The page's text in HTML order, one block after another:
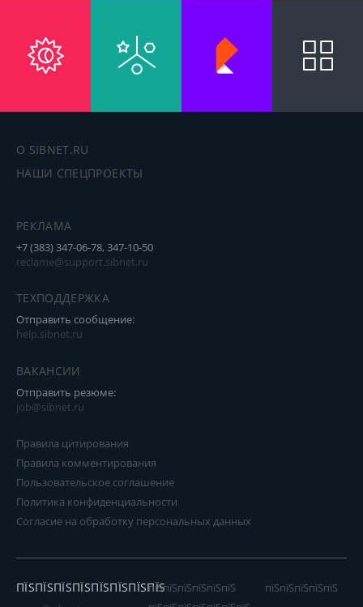
О SIBNET.RU
НАШИ СПЕЦПРОЕКТЫ
РЕКЛАМА
+7 (383) 347-06-78, 347-10-50
reclame@support.sibnet.ru
ТЕХПОДДЕРЖКА
Отправить сообщение:
help.sibnet.ru
ВАКАНСИИ
Отправить резюме:
job@sibnet.ru
Правила цитирования
Правила комментирования
Пользовательское соглашение
Политика конфиденциальности
Согласие на обработку персональных данных
ПЇЅПЇЅПЇЅПЇЅПЇЅПЇЅПЇЅПЇЅпїЅпїЅпїЅпїЅпїЅпїЅ
пїЅпїЅпїЅпїЅпїЅ